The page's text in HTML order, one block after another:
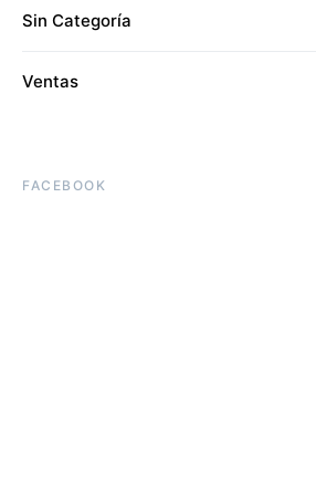
Sin Categoría
Ventas
FACEBOOK